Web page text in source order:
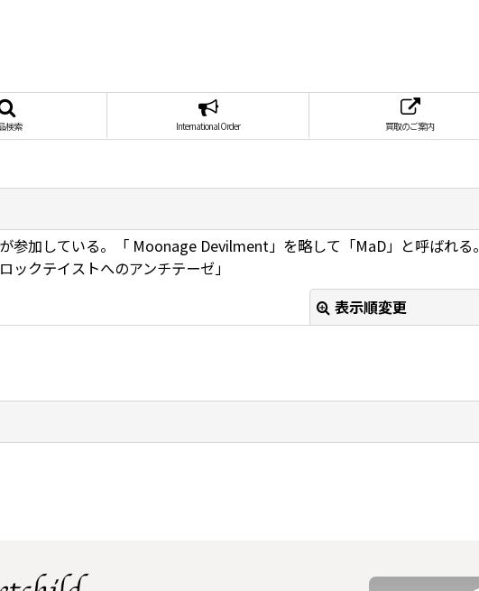
検索 International Order 買取のご案内
参加している。「 Moonage Devilment」を略して「MaD」と呼ばれる。
ックテイストへのアンチテーゼ」
表示順変更